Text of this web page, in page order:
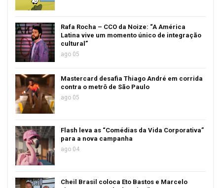
Rafa Rocha – CCO da Noize: “A América
Latina vive um momento único de integração
cultural”
ago 05
Mastercard desafia Thiago André em corrida
contra o metrô de São Paulo
ago 05
Flash leva as “Comédias da Vida Corporativa”
para a nova campanha
ago 04
Cheil Brasil coloca Eto Bastos e Marcelo